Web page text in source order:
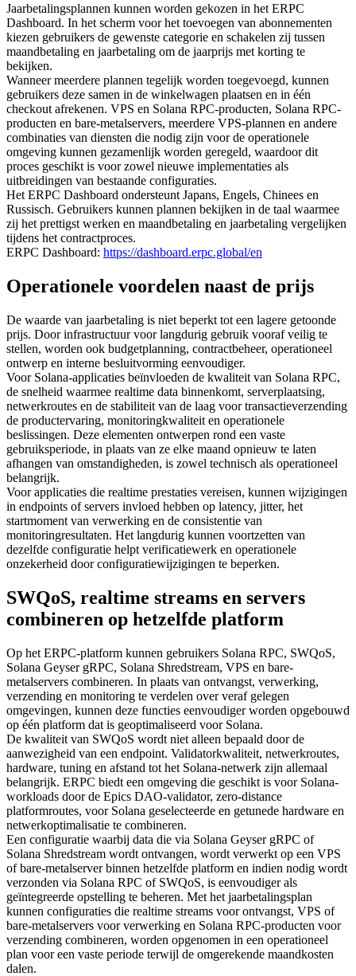
Jaarbetalingsplannen kunnen worden gekozen in het ERPC
Dashboard. In het scherm voor het toevoegen van abonnementen
kiezen gebruikers de gewenste categorie en schakelen zij tussen
maandbetaling en jaarbetaling om de jaarprijs met korting te
bekijken.
Wanneer meerdere plannen tegelijk worden toegevoegd, kunnen
gebruikers deze samen in de winkelwagen plaatsen en in één
checkout afrekenen. VPS en Solana RPC-producten, Solana RPC-
producten en bare-metalservers, meerdere VPS-plannen en andere
combinaties van diensten die nodig zijn voor de operationele
omgeving kunnen gezamenlijk worden geregeld, waardoor dit
proces geschikt is voor zowel nieuwe implementaties als
uitbreidingen van bestaande configuraties.
Het ERPC Dashboard ondersteunt Japans, Engels, Chinees en
Russisch. Gebruikers kunnen plannen bekijken in de taal waarmee
zij het prettigst werken en maandbetaling en jaarbetaling vergelijken
tijdens het contractproces.
ERPC Dashboard: https://dashboard.erpc.global/en
Operationele voordelen naast de prijs
De waarde van jaarbetaling is niet beperkt tot een lagere getoonde
prijs. Door infrastructuur voor langdurig gebruik vooraf veilig te
stellen, worden ook budgetplanning, contractbeheer, operationeel
ontwerp en interne besluitvorming eenvoudiger.
Voor Solana-applicaties beïnvloeden de kwaliteit van Solana RPC,
de snelheid waarmee realtime data binnenkomt, serverplaatsing,
netwerkroutes en de stabiliteit van de laag voor transactieverzending
de productervaring, monitoringkwaliteit en operationele
beslissingen. Deze elementen ontwerpen rond een vaste
gebruiksperiode, in plaats van ze elke maand opnieuw te laten
afhangen van omstandigheden, is zowel technisch als operationeel
belangrijk.
Voor applicaties die realtime prestaties vereisen, kunnen wijzigingen
in endpoints of servers invloed hebben op latency, jitter, het
startmoment van verwerking en de consistentie van
monitoringresultaten. Het langdurig kunnen voortzetten van
dezelfde configuratie helpt verificatiewerk en operationele
onzekerheid door configuratiewijzigingen te beperken.
SWQoS, realtime streams en servers
combineren op hetzelfde platform
Op het ERPC-platform kunnen gebruikers Solana RPC, SWQoS,
Solana Geyser gRPC, Solana Shredstream, VPS en bare-
metalservers combineren. In plaats van ontvangst, verwerking,
verzending en monitoring te verdelen over veraf gelegen
omgevingen, kunnen deze functies eenvoudiger worden opgebouwd
op één platform dat is geoptimaliseerd voor Solana.
De kwaliteit van SWQoS wordt niet alleen bepaald door de
aanwezigheid van een endpoint. Validatorkwaliteit, netwerkroutes,
hardware, tuning en afstand tot het Solana-netwerk zijn allemaal
belangrijk. ERPC biedt een omgeving die geschikt is voor Solana-
workloads door de Epics DAO-validator, zero-distance
platformroutes, voor Solana geselecteerde en getunede hardware en
netwerkoptimalisatie te combineren.
Een configuratie waarbij data die via Solana Geyser gRPC of
Solana Shredstream wordt ontvangen, wordt verwerkt op een VPS
of bare-metalserver binnen hetzelfde platform en indien nodig wordt
verzonden via Solana RPC of SWQoS, is eenvoudiger als
geïntegreerde opstelling te beheren. Met het jaarbetalingsplan
kunnen configuraties die realtime streams voor ontvangst, VPS of
bare-metalservers voor verwerking en Solana RPC-producten voor
verzending combineren, worden opgenomen in een operationeel
plan voor een vaste periode terwijl de omgerekende maandkosten
dalen.